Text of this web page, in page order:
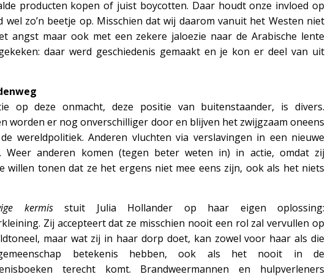
producten kopen of juist boycotten. Daar houdt onze invloed op
wel zo’n beetje op. Misschien dat wij daarom vanuit het Westen niet
angst maar ook met een zekere jaloezie naar de Arabische lente
daar werd geschiedenis gemaakt en je kon er deel van uit
op deze onmacht, deze positie van buitenstaander, is divers.
worden er nog onverschilliger door en blijven het zwijgzaam oneens
wereldpolitiek. Anderen vluchten via verslavingen in een nieuwe
Weer anderen komen (tegen beter weten in) in actie, omdat zij
willen tonen dat ze het ergens niet mee eens zijn, ook als het niets
kermisstuit Julia Hollander op haar eigen oplossing:
Zij accepteert dat ze misschien nooit een rol zal vervullen op
maar wat zij in haar dorp doet, kan zowel voor haar als die
betekenis hebben, ook als het nooit in de
terecht komt. Brandweermannen en hulpverleners